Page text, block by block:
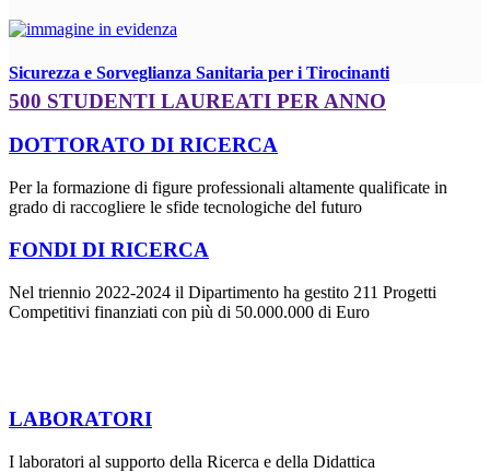
Sicurezza e Sorveglianza Sanitaria per i Tirocinanti
500 STUDENTI LAUREATI PER ANNO
DOTTORATO DI RICERCA
Per la formazione di figure professionali altamente qualificate in
grado di raccogliere le sfide tecnologiche del futuro
FONDI DI RICERCA
Nel triennio 2022-2024 il Dipartimento ha gestito 211 Progetti
Competitivi finanziati con più di 50.000.000 di Euro
LABORATORI
I laboratori al supporto della Ricerca e della Didattica